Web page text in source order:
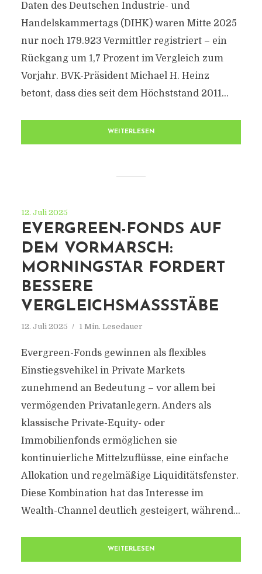
Daten des Deutschen Industrie- und
Handelskammertags (DIHK) waren Mitte 2025
nur noch 179.923 Vermittler registriert – ein
Rückgang um 1,7 Prozent im Vergleich zum
Vorjahr. BVK-Präsident Michael H. Heinz
betont, dass dies seit dem Höchststand 2011...
WEITERLESEN
12. Juli 2025
EVERGREEN-FONDS AUF
DEM VORMARSCH:
MORNINGSTAR FORDERT
BESSERE
VERGLEICHSMASSSTÄBE
12. Juli 2025 1 Min. Lesedauer
Evergreen-Fonds gewinnen als flexibles
Einstiegsvehikel in Private Markets
zunehmend an Bedeutung – vor allem bei
vermögenden Privatanlegern. Anders als
klassische Private-Equity- oder
Immobilienfonds ermöglichen sie
kontinuierliche Mittelzuflüsse, eine einfache
Allokation und regelmäßige Liquiditätsfenster.
Diese Kombination hat das Interesse im
Wealth-Channel deutlich gesteigert, während...
WEITERLESEN